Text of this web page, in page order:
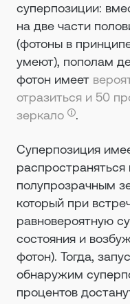
суперпозиции:
на две части
(фотоны в
умеют), пополам
фотон имеет
отразиться и 50
зеркало
.
Суперпозиция
полупрозрачным
который при
равновероятную
состояния и
фотон). Тогда,
обнаружим
процентов